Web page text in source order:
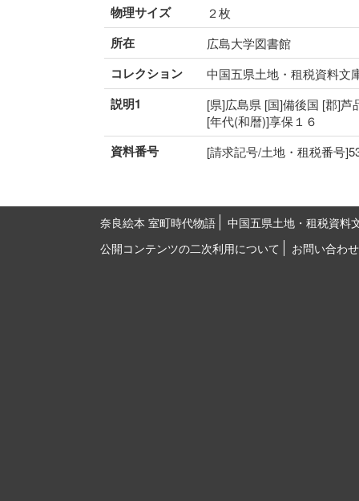
物理サイズ ２枚
所在 広島大学図書館
コレクション 中国五県土地・租税資料文
説明1
[県]広島県 [国]備後国 [郡]
[年代(和暦)]享保１６
資料番号 [請求記号/土地・租税番号
奈良絵本 室町時代物語
中国五県土地・租税資料
公開コンテンツの二次利用について
お問い合わせ